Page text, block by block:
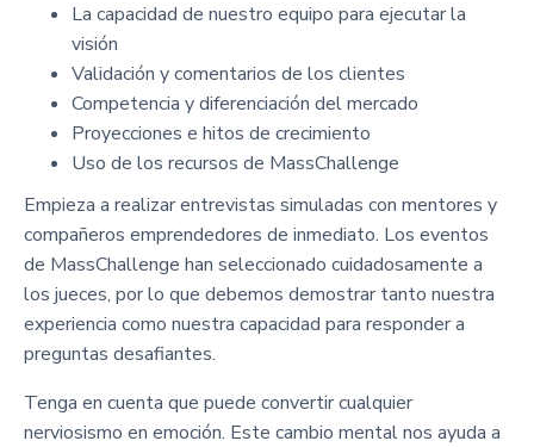
La capacidad de nuestro equipo para ejecutar la
visión
Validación y comentarios de los clientes
Competencia y diferenciación del mercado
Proyecciones e hitos de crecimiento
Uso de los recursos de MassChallenge
Empieza a realizar entrevistas simuladas con mentores y
compañeros emprendedores de inmediato. Los eventos
de MassChallenge han seleccionado cuidadosamente a
los jueces, por lo que debemos demostrar tanto nuestra
experiencia como nuestra capacidad para responder a
preguntas desafiantes.
Tenga en cuenta que puede convertir cualquier
nerviosismo en emoción. Este cambio mental nos ayuda a